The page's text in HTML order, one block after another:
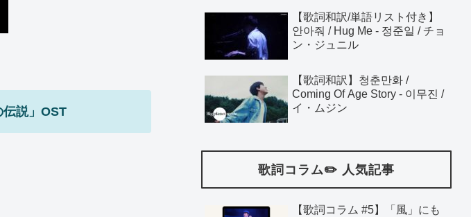
説」OST
【歌詞和訳/単語リスト付き】
안아줘 / Hug Me - 정준일 / チョ
ン・ジュニル
【歌詞和訳】청춘만화 /
Coming Of Age Story - 이무진 /
イ・ムジン
歌詞コラム✏️ 人気記事
【歌詞コラム #5】「風」にも